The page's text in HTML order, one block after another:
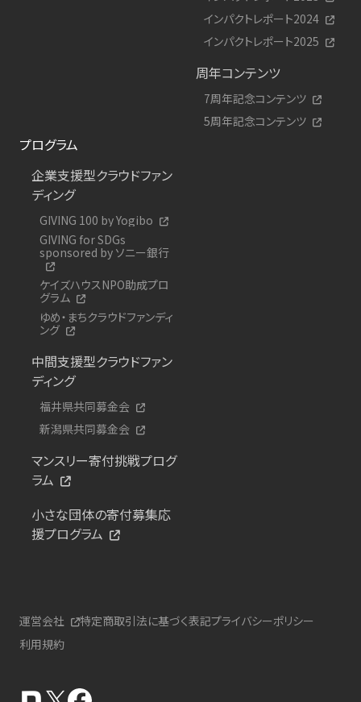
インパクトレポート2024
インパクトレポート2025
周年コンテンツ
7周年記念コンテンツ
5周年記念コンテンツ
プログラム
企業支援型クラウドファン
ディング
GIVING 100 by Yogibo
GIVING for SDGs
sponsored by ソニー銀行
ケイズハウスNPO助成プロ
グラム
ゆめ・まちクラウドファンディ
ング
中間支援型クラウドファン
ディング
福井県共同募金会
新潟県共同募金会
マンスリー寄付挑戦プログ
ラム
小さな団体の寄付募集応
援プログラム
運営会社 特定商取引法に基づく表記プライバシーポリシー
利用規約